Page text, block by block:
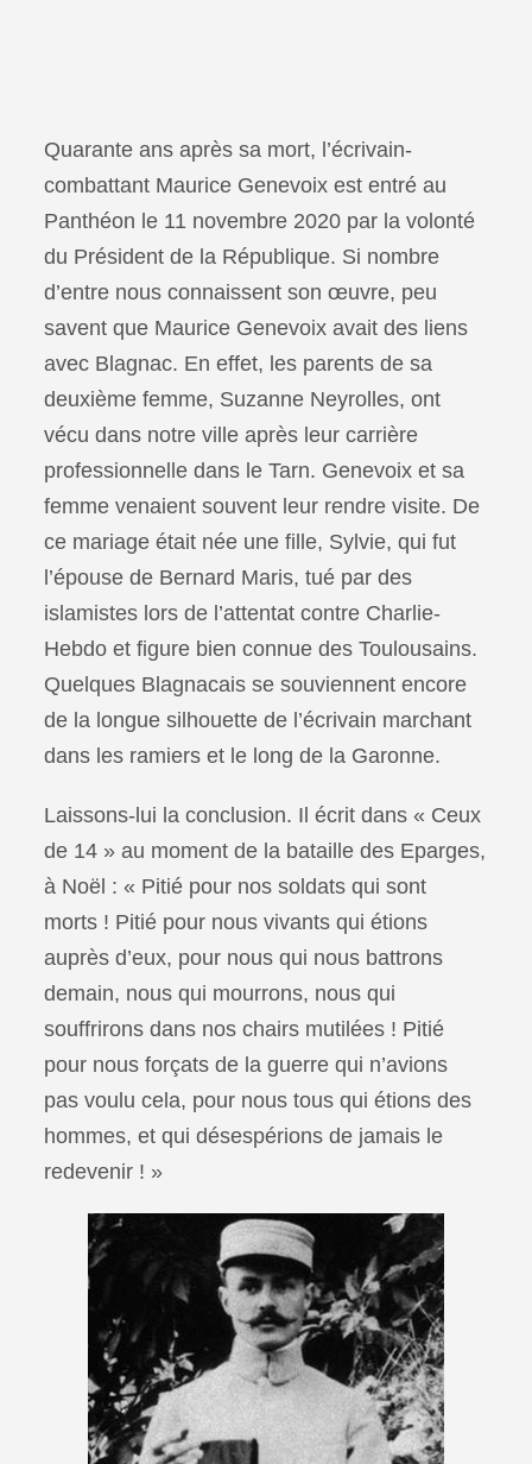
Quarante ans après sa mort, l’écrivain-
combattant Maurice Genevoix est entré au
Panthéon le 11 novembre 2020 par la volonté
du Président de la République. Si nombre
d’entre nous connaissent son œuvre, peu
savent que Maurice Genevoix avait des liens
avec Blagnac. En effet, les parents de sa
deuxième femme, Suzanne Neyrolles, ont
vécu dans notre ville après leur carrière
professionnelle dans le Tarn. Genevoix et sa
femme venaient souvent leur rendre visite. De
ce mariage était née une fille, Sylvie, qui fut
l’épouse de Bernard Maris, tué par des
islamistes lors de l’attentat contre Charlie-
Hebdo et figure bien connue des Toulousains.
Quelques Blagnacais se souviennent encore
de la longue silhouette de l’écrivain marchant
dans les ramiers et le long de la Garonne.
Laissons-lui la conclusion. Il écrit dans « Ceux
de 14 » au moment de la bataille des Eparges,
à Noël : « Pitié pour nos soldats qui sont
morts ! Pitié pour nous vivants qui étions
auprès d’eux, pour nous qui nous battrons
demain, nous qui mourrons, nous qui
souffrirons dans nos chairs mutilées ! Pitié
pour nous forçats de la guerre qui n’avions
pas voulu cela, pour nous tous qui étions des
hommes, et qui désespérions de jamais le
redevenir ! »